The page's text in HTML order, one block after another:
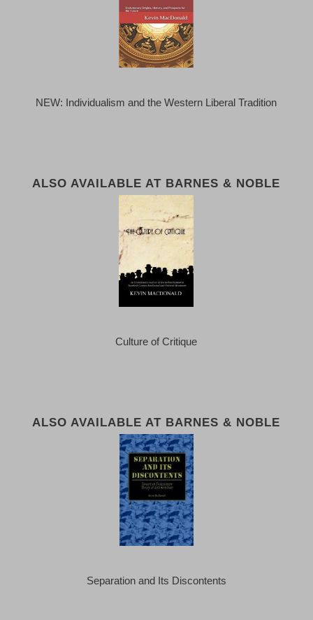
NEW: Individualism and the Western Liberal Tradition
ALSO AVAILABLE AT BARNES & NOBLE
Culture of Critique
ALSO AVAILABLE AT BARNES & NOBLE
Separation and Its Discontents